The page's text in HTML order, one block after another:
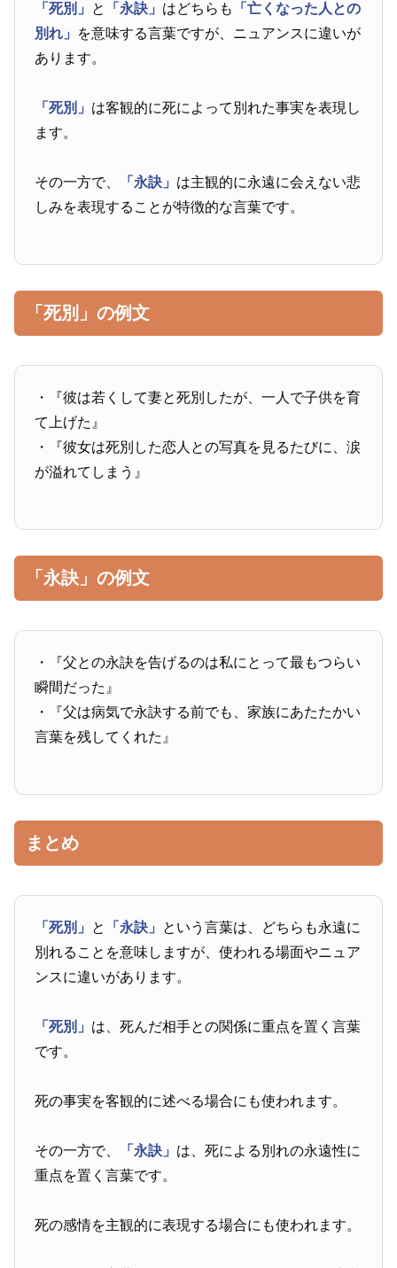
「死別」 と 「永訣」 はどちらも
「亡くなった人との
別れ」 を意味する言葉ですが、ニュアンスに違いが
あります。
「死別」 は客観的に死によって別れた事実を表現し
ます。
その一方で、 「永訣」 は主観的に永遠に会えない悲
しみを表現することが特徴的な言葉です。
「死別」の例文
・『彼は若くして妻と死別したが、一人で子供を育
て上げた』
・『彼女は死別した恋人との写真を見るたびに、涙
が溢れてしまう』
「永訣」の例文
・『父との永訣を告げるのは私にとって最もつらい
瞬間だった』
・『父は病気で永訣する前でも、家族にあたたかい
言葉を残してくれた』
まとめ
「死別」 と 「永訣」 という言葉は、どちらも永遠に
別れることを意味しますが、使われる場面やニュア
ンスに違いがあります。
「死別」 は、死んだ相手との関係に重点を置く言葉
です。
死の事実を客観的に述べる場合にも使われます。
その一方で、 「永訣」 は、死による別れの永遠性に
重点を置く言葉です。
死の感情を主観的に表現する場合にも使われます。